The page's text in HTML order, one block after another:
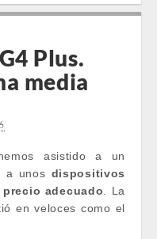
Plus.
media
asistido a un
a unos dispositivos
adecuado . La
en veloces como el